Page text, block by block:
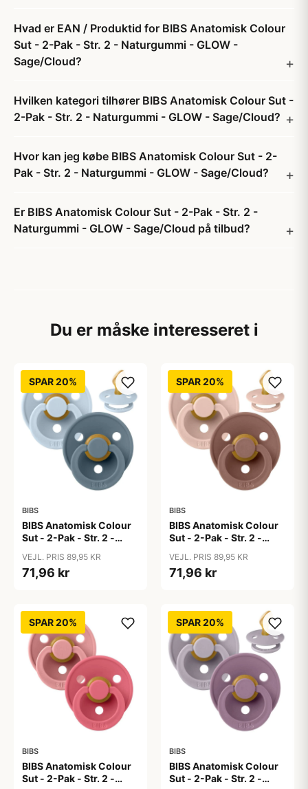
Hvad er EAN / Produktid for BIBS Anatomisk Colour
Sut - 2-Pak - Str. 2 - Naturgummi - GLOW -
Sage/Cloud?
Hvilken kategori tilhører BIBS Anatomisk Colour Sut -
2-Pak - Str. 2 - Naturgummi - GLOW - Sage/Cloud?
Hvor kan jeg købe BIBS Anatomisk Colour Sut - 2-
Pak - Str. 2 - Naturgummi - GLOW - Sage/Cloud?
Er BIBS Anatomisk Colour Sut - 2-Pak - Str. 2 -
Naturgummi - GLOW - Sage/Cloud på tilbud?
Du er måske interesseret i
SPAR 20%
BIBS
BIBS Anatomisk Colour
Sut - 2-Pak - Str. 2 -
Blue/Petrol
VEJL. PRIS 89,95 KR
71,96 kr
SPAR 20%
BIBS
BIBS Anatomisk Colour
Sut - 2-Pak - Str. 2 -
Blush/Woodchuck
VEJL. PRIS 89,95 KR
71,96 kr
SPAR 20%
BIBS
BIBS Anatomisk Colour
Sut - 2-Pak - Str. 2 -
SPAR 20%
BIBS
BIBS Anatomisk Colour
Sut - 2-Pak - Str. 2 -